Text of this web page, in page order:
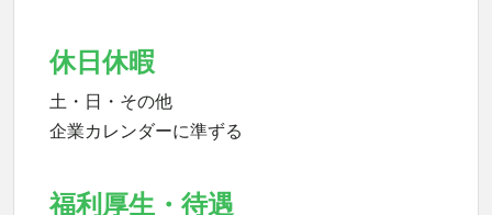
休日休暇
土・日・その他
企業カレンダーに準ずる
福利厚生・待遇